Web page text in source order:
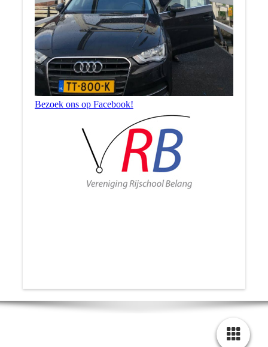
Bezoek ons op Facebook!
TARIEVEN
EXTRA